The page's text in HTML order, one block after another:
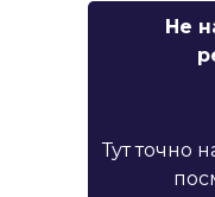
Не
Тут точно